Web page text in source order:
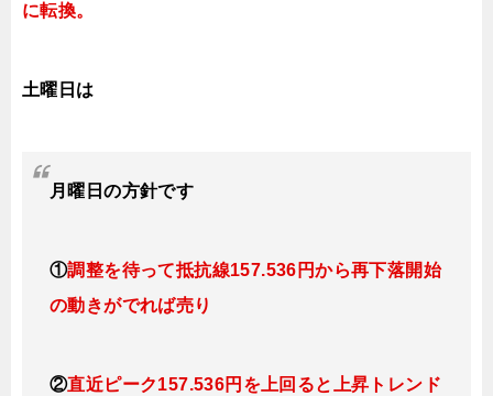
に転換。
土曜日は
月曜日の方針です
①調整を待って抵抗線157.536 円から再下落開始
の動きがでれば売り
②直近ピーク157.536円を上回ると上昇トレンド